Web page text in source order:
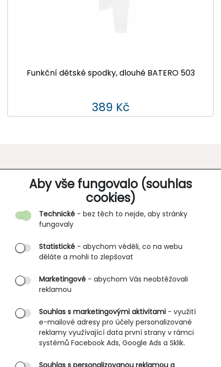
Aby vše fungovalo (souhlas
cookies)
Technické - bez těch to nejde, aby stránky
fungovaly
Statistické - abychom věděli, co na webu
děláte a mohli to zlepšovat
Marketingové - abychom Vás neobtěžovali
reklamou
Souhlas s marketingovými aktivitami - využití
e-mailové adresy pro účely personalizované
reklamy využívající data první strany v rámci
systémů Facebook Ads, Google Ads a Sklik.
Funkční dětské spodky, dlouhé BATERO 503
389 Kč
O SPOLEČNOSTI
O nás
Partnerské prodejny
B2B vstup
PRŮVODCE NAKUPOVÁNÍM
Obchodní podmínky
Rozměrové tabulky
Způsoby doručení
Ochrana osobních údajů